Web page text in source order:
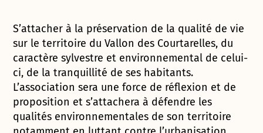
S’attacher à la préservation de la qualité de vie
sur le territoire du Vallon des Courtarelles, du
caractère sylvestre et environnemental de celui-
ci, de la tranquillité de ses habitants.
L’association sera une force de réflexion et de
proposition et s’attachera à défendre les
qualités environnementales de son territoire